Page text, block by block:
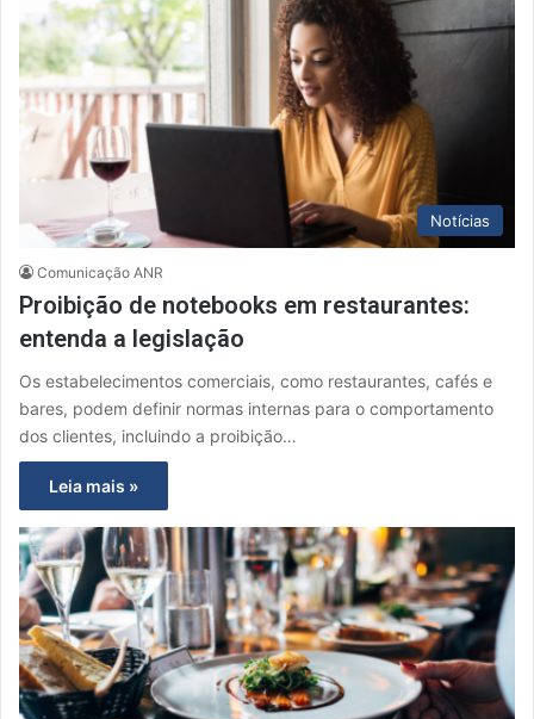
Notícias
Comunicação ANR
Proibição de notebooks em restaurantes:
entenda a legislação
Os estabelecimentos comerciais, como restaurantes, cafés e
bares, podem definir normas internas para o comportamento
dos clientes, incluindo a proibição…
Leia mais »